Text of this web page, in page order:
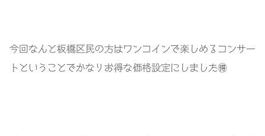
今回なんと板橋区民の方はワンコインで楽しめるコンサー
トということでかなりお得な価格設定にしました🉐